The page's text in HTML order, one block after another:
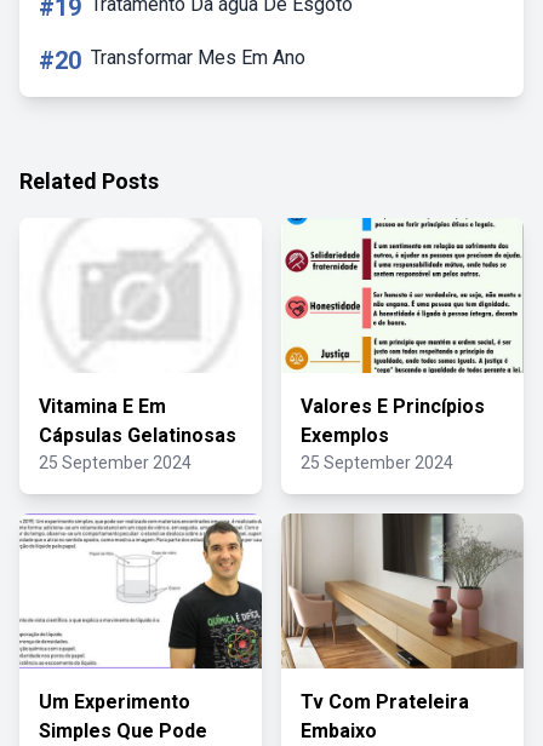
#19
#20 Transformar Mes Em Ano
Related Posts
Vitamina E Em
Cápsulas Gelatinosas
25 September 2024
Valores E Princípios
Exemplos
25 September 2024
Um Experimento
Simples Que Pode
Tv Com Prateleira
Embaixo